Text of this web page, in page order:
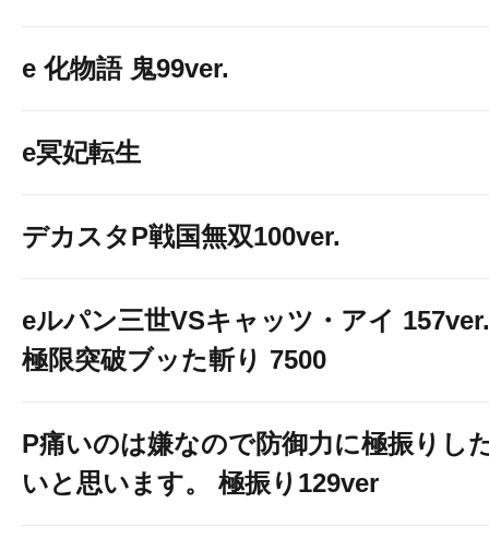
延田グループ
DMMのホームページ
e 化物語 鬼99ver.
e冥妃転生
デカスタP戦国無双100ver.
eルパン三世VSキャッツ・アイ 157ver.
極限突破ブッた斬り 7500
P痛いのは嫌なので防御力に極振りし
いと思います。 極振り129ver